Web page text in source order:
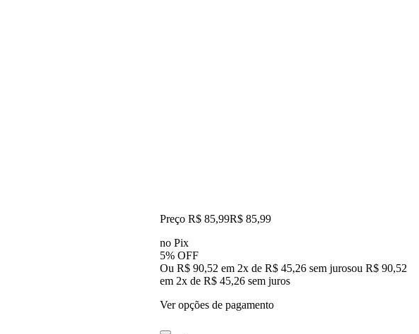
Preço R$ 85,99R$ 85,99
no Pix
5% OFF
Ou R$ 90,52 em 2x de R$ 45,26 sem jurosou R$ 90,52
em 2x de R$ 45,26 sem juros
Ver opções de pagamento